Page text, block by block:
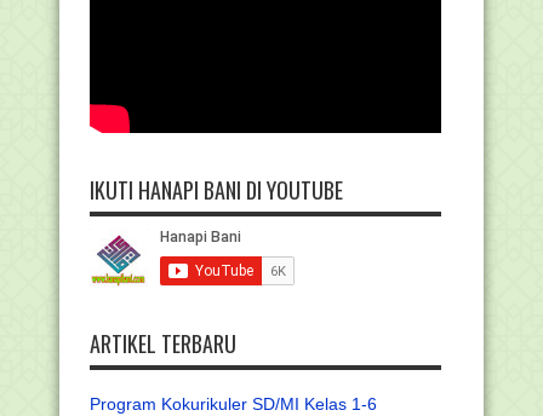
IKUTI HANAPI BANI DI YOUTUBE
ARTIKEL TERBARU
Program Kokurikuler SD/MI Kelas 1-6